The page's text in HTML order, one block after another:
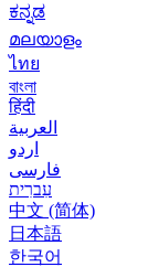
ಕನ್ನಡ
മലയാളം
ไทย
বাংলা
हिंदी
العربية
اردو
فارسی
עִברִית
中文 (简体)
日本語
한국어